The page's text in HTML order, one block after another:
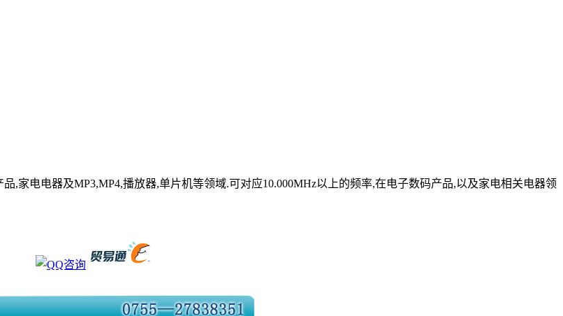
,家电电器及MP3,MP4,播放器,单片机等领域.可对应10.000MHz以上的频率,在电子数码产品,以及家电相关电器领